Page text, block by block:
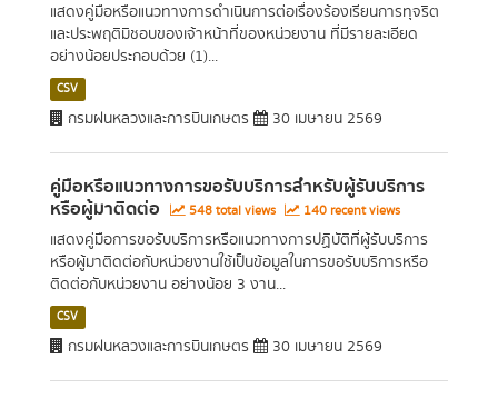
แสดงคู่มือหรือแนวทางการดำเนินการต่อเรื่องร้องเรียนการทุจริต
และประพฤติมิชอบของเจ้าหน้าที่ของหน่วยงาน ที่มีรายละเอียด
อย่างน้อยประกอบด้วย (1)...
CSV
กรมฝนหลวงและการบินเกษตร 30 เมษายน 2569
คู่มือหรือแนวทางการขอรับบริการสำหรับผู้รับบริการ
หรือผู้มาติดต่อ 548 total views 140 recent views
แสดงคู่มือการขอรับบริการหรือแนวทางการปฏิบัติที่ผู้รับบริการ
หรือผู้มาติดต่อกับหน่วยงานใช้เป็นข้อมูลในการขอรับบริการหรือ
ติดต่อกับหน่วยงาน อย่างน้อย 3 งาน...
CSV
กรมฝนหลวงและการบินเกษตร 30 เมษายน 2569